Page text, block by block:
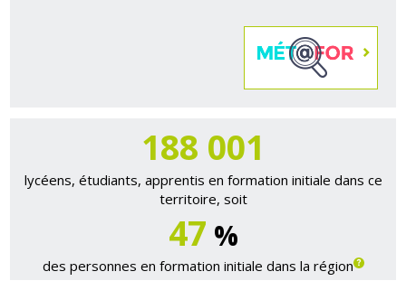
188 814
lycéens, étudiants, apprentis en formation initiale dans ce
territoire, soit
47 %
des personnes en formation initiale dans la région